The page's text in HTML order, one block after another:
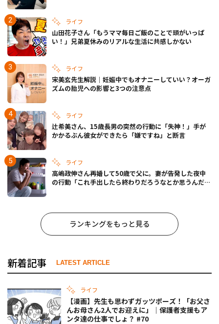
ライフ
山田花子さん「もうママ毎日ご飯のことで頭がいっぱ
い！」兄弟夏休みのリアルな生活に共感しかない
ライフ
宋美玄先生解説｜妊娠中でもオナニーしていい？オーガ
ズムの胎児への影響と3つの注意点
ライフ
辻希美さん、15歳長男の突然の行動に「失神！」手が
かかるぶん彼女ができたら「嫌ですね」と断言
ライフ
高嶋政伸さん再婚して50歳で父に。妻が告発した夜中
の行動「これ手出したら終わりだろうなとか思うんだけ
ランキングをもっと見る
新着記事 LATEST ARTICLE
ライフ
【漫画】先生も思わずガッツポーズ！「お父さ
んお母さん2人でお迎えに」｜保護者支援もア
ンタ達の仕事でしょ？ #70